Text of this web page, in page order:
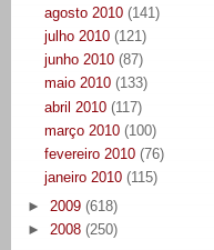
agosto 2010 (141)
julho 2010 (121)
junho 2010 (87)
maio 2010 (133)
abril 2010 (117)
março 2010 (100)
fevereiro 2010 (76)
janeiro 2010 (115)
► 2009 (618)
► 2008 (250)